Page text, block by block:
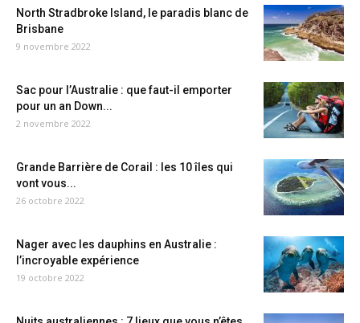
North Stradbroke Island, le paradis blanc de
Brisbane
9 novembre 2022
Sac pour l’Australie : que faut-il emporter
pour un an Down...
2 novembre 2022
Grande Barrière de Corail : les 10 îles qui
vont vous...
26 octobre 2022
Nager avec les dauphins en Australie :
l’incroyable expérience
19 octobre 2022